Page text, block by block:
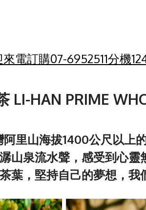
電訂購07-6952511分機
LI-HAN PRIME
阿里山海拔1400公尺以上
山泉流水聲，感受到心靈
葉，堅持自己的夢想，我